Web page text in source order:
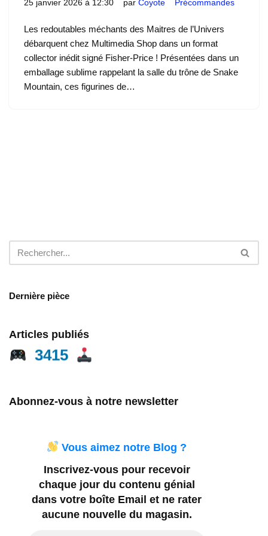
25 janvier 2026 à 12:30 par Coyote Précommandes
Les redoutables méchants des Maitres de l’Univers
débarquent chez Multimedia Shop dans un format
collector inédit signé Fisher-Price ! Présentées dans un
emballage sublime rappelant la salle du trône de Snake
Mountain, ces figurines de…
Dernière pièce
Articles publiés
3415
Abonnez-vous à notre newsletter
Vous aimez notre Blog ?
Inscrivez-vous pour recevoir
chaque jour du contenu génial
dans votre boîte Email et ne rater
aucune nouvelle du magasin.